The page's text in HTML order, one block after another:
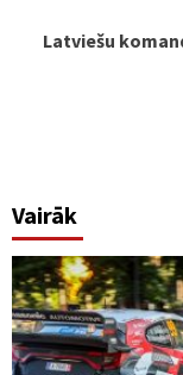
Latviešu
Vairāk